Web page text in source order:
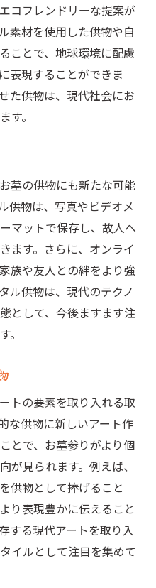
コフレンドリーな提案が
素材を使用した供物や自
ことで、地球環境に配慮
表現することができま
た供物は、現代社会にお
す。
墓の供物にも新たな可能
供物は、写真やビデオメ
マットで保存し、故人へ
ます。さらに、オンライ
族や友人との絆をより強
ル供物は、現代のテクノ
として、今後ますます注
。
トの要素を取り入れる取
な供物に新しいアート作
とで、お墓参りがより個
が見られます。例えば、
供物として捧げること
り表現豊かに伝えること
する現代アートを取り入
イルとして注目を集めて